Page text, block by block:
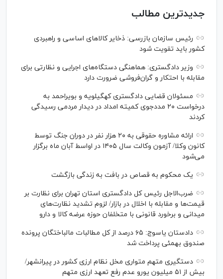
جدیدترین مطالب
رئیس سازمان بازرسی: ذخایر کالاهای اساسی و راهبردی
کشور باید تقویت شود
وزیر دادگستری: هماهنگی دستگاه‌های اجرایی و نظارتی برای
مقابله با احتکار و گران‌فروشی ضرورت دارد
مسئولان قضایی دادگستری کهگیلویه و بویراحمد به
درخواست‌ ۲۰ مددجوی کمیته امداد در دیدار مردمی رسیدگی
کردند
ارائه مشاوره حقوقی به ۲۰ هزار نفر در دوران جنگ توسط
کانون وکلا/ آزمون وکالت سال ۱۴۰۵ در اواسط آبان ماه برگزار
می‌شود
یک محکوم به قصاص در بافت به زندگی بازگشت
ضرب‌الاجل رئیس کل دادگستری استان تهران برای نظارت بر
قیمت‌ها و مقابله با اخلال در بازار/ لزوم تشدید نظارت‌های
میدانی و برخورد قانونی با متخلفان حوزه عرضه کالا و دارو
دادستان یاسوج: ۶۵ درصد از کل مطالبات مالباختگان پرونده
صندوق بهمئی پرداخت شد
دستگیری متهم متواری مخل نظام ارزی کشور در پیرانشهر/
بیش از ۵۱ میلیون یورو عدم رفع تعهد ارزی متهم